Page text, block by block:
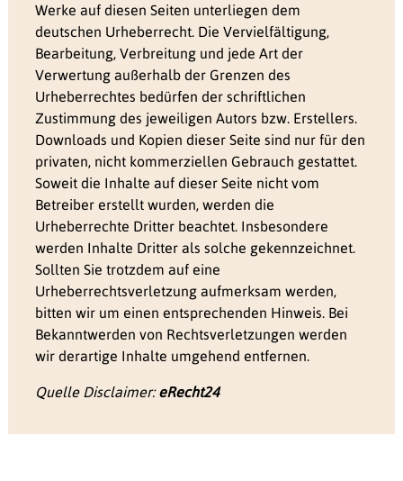
Werke auf diesen Seiten unterliegen dem
deutschen Urheberrecht. Die Vervielfältigung,
Bearbeitung, Verbreitung und jede Art der
Verwertung außerhalb der Grenzen des
Urheberrechtes bedürfen der schriftlichen
Zustimmung des jeweiligen Autors bzw. Erstellers.
Downloads und Kopien dieser Seite sind nur für den
privaten, nicht kommerziellen Gebrauch gestattet.
Soweit die Inhalte auf dieser Seite nicht vom
Betreiber erstellt wurden, werden die
Urheberrechte Dritter beachtet. Insbesondere
werden Inhalte Dritter als solche gekennzeichnet.
Sollten Sie trotzdem auf eine
Urheberrechtsverletzung aufmerksam werden,
bitten wir um einen entsprechenden Hinweis. Bei
Bekanntwerden von Rechtsverletzungen werden
wir derartige Inhalte umgehend entfernen.
Quelle Disclaimer:eRecht24